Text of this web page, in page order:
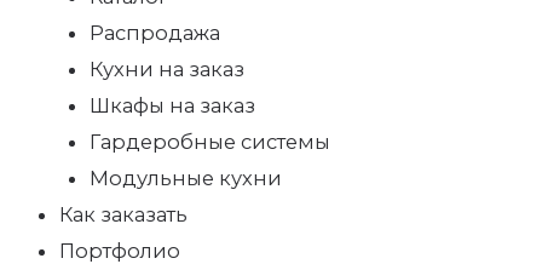
Распродажа
Кухни на заказ
Шкафы на заказ
Гардеробные системы
Модульные кухни
Как заказать
Портфолио